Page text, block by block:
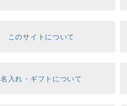
このサイトについて
名入れ・ギフトについて